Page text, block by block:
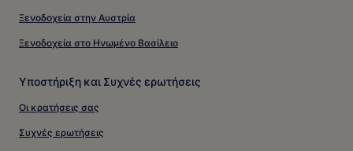
Ξενοδοχεία στην Αυστρία
Ξενοδοχεία στο Ηνωμένο Βασίλειο
Υποστήριξη και Συχνές ερωτήσεις
Οι κρατήσεις σας
Συχνές ερωτήσεις